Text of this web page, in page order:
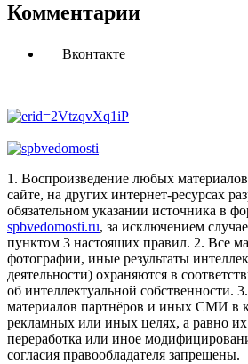
Комментарии
Вконтакте
1. Воспроизведение любых
сайте, на других интернет-ресурсах
обязательном указании источника в
spbvedomosti.ru, за исключением
пунктом 3 настоящих правил. 2. Все
фотографии, иные результаты
деятельности) охраняются в
об интеллектуальной собственности.
материалов партнёров и иных СМИ в
рекламных или иных целях, а равно
переработка или иное
согласия правообладателя запрещены.